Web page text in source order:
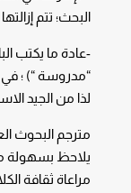
البحث؛ تتم
-عادة ما يكتب
“مدروسة “) ؛ في
لذا من الجيد
مترجم البحوث
يلاحظ بسهولة
مراعاة ثقافة